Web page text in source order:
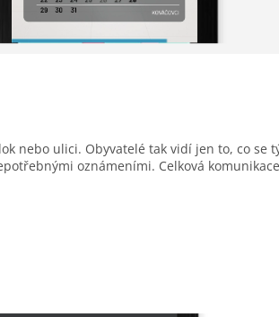
nebo ulici. Obyvatelé tak vidí jen to, co se
oznámeními. Celková